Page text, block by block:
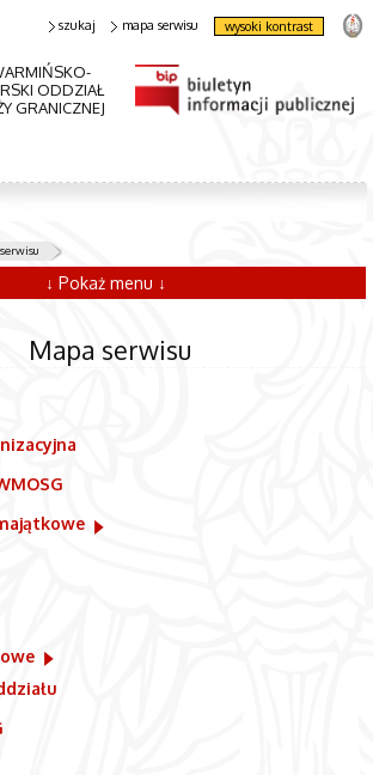
ODDZIAŁ
GRANICZNEJ
szukaj mapa serwisu wysoki kontrast
↓ Pokaż menu ↓
Mapa serwisu